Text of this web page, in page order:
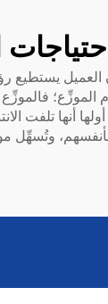
يستطيع
أنها تلفت